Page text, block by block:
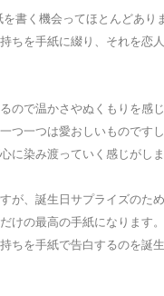
書く機会ってほとんどあり
ちを手紙に綴り、それを恋
ので温かさやぬくもりを感
つ一つは愛おしいものです
に染み渡っていく感じがしま
が、誕生日サプライズのた
けの最高の手紙になります
ちを手紙で告白するのを誕